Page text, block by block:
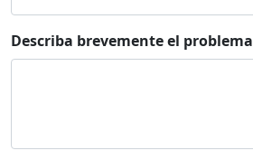
Describa brevemente el